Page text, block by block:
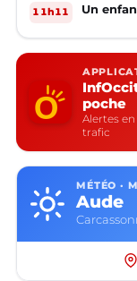
11h11 Un
poche
Alertes
trafic
MÉTÉO ·
Aude